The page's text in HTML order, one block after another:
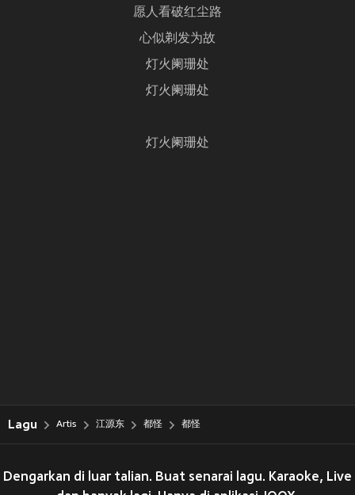
愿人看破红尘路
心似剃发为故
灯火阑珊处
灯火阑珊处
灯火阑珊处
Lagu Artis 江源东 都怪 都怪
Dengarkan di luar talian. Buat senarai lagu. Karaoke, Live